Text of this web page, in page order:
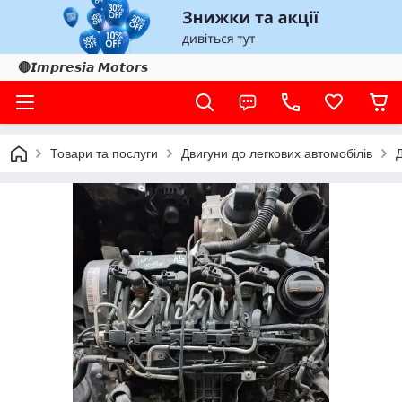
🔴𝙄𝙢𝙥𝙧𝙚𝙨𝙞𝙖 𝙈𝙤𝙩𝙤𝙧𝙨
Товари та послуги Двигуни до легкових автомобілів